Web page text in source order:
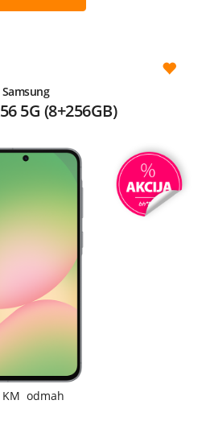
Samsung
5G (8+256GB)
KM odmah